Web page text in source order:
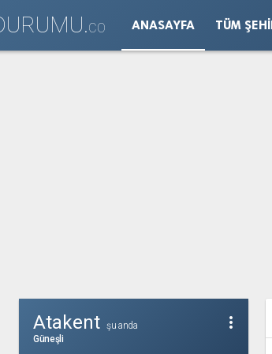
CO ANASAYFA TÜM
more_vert
Atakent şu anda
Güneşli